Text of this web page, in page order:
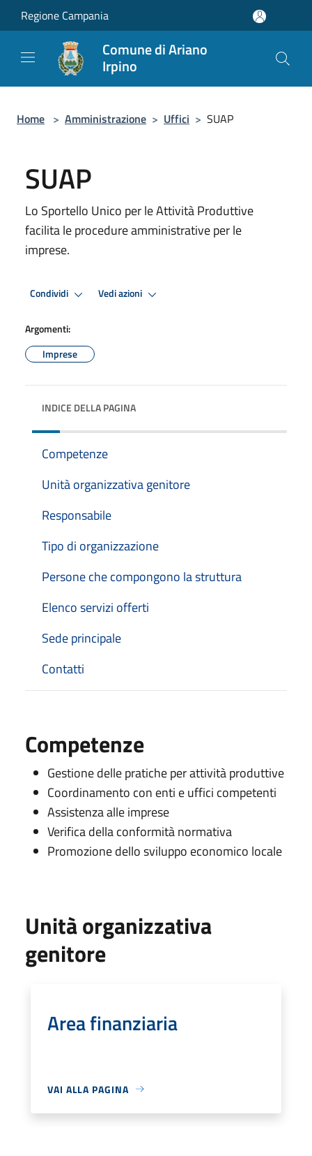
Salta al contenuto principale
Regione Campania
Comune di Ariano
Irpino
Home > Amministrazione > Uffici > SUAP
SUAP
Lo Sportello Unico per le Attività Produttive
facilita le procedure amministrative per le
imprese.
Condividi Vedi azioni
Argomenti:
Imprese
INDICE DELLA PAGINA
Competenze
Unità organizzativa genitore
Responsabile
Tipo di organizzazione
Persone che compongono la struttura
Elenco servizi offerti
Sede principale
Contatti
Competenze
Gestione delle pratiche per attività produttive
Coordinamento con enti e uffici competenti
Assistenza alle imprese
Verifica della conformità normativa
Promozione dello sviluppo economico locale
Unità organizzativa
genitore
Area finanziaria
VAI ALLA PAGINA